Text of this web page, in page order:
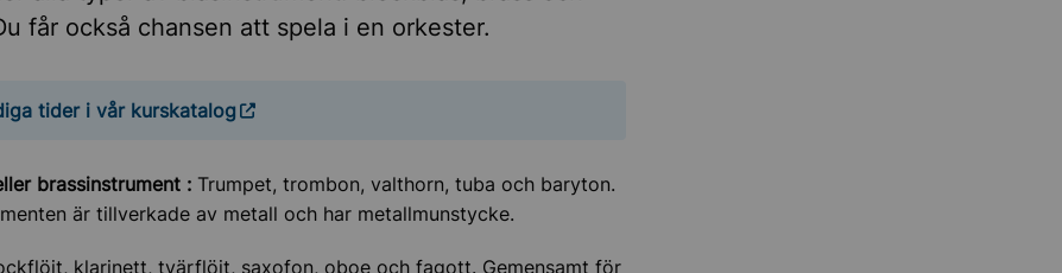
får också chansen att spela i en orkester.
tider i vår kurskatalog
brassinstrument : Trumpet, trombon, valthorn, tuba och baryton.
är tillverkade av metall och har metallmunstycke.
klarinett, tvärflöjt, saxofon, oboe och fagott. Gemensamt för